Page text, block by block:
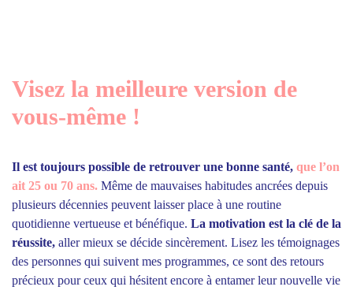
Visez la meilleure version de
vous-même !
Il est toujours possible de retrouver une bonne santé, que l’on
ait 25 ou 70 ans. Même de mauvaises habitudes ancrées depuis
plusieurs décennies peuvent laisser place à une routine
quotidienne vertueuse et bénéfique. La motivation est la clé de la
réussite, aller mieux se décide sincèrement. Lisez les témoignages
des personnes qui suivent mes programmes, ce sont des retours
précieux pour ceux qui hésitent encore à entamer leur nouvelle vie